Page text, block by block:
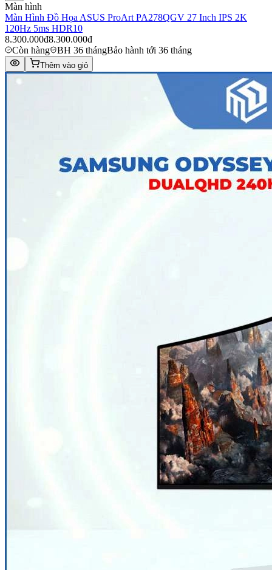
Màn hình
Màn Hình Đồ Họa ASUS ProArt PA278QGV 27 Inch IPS 2K
120Hz 5ms HDR10
8.300.000đ8.300.000đ
Còn hàng
BH 36 thángBảo hành tới 36 tháng
Thêm vào giỏ